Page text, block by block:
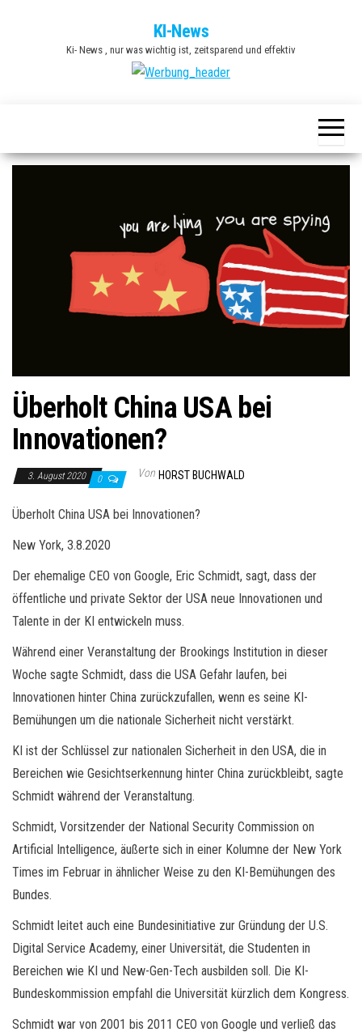
KI-News
Ki- News , nur was wichtig ist, zeitsparend und effektiv
Überholt China USA bei
Innovationen?
3. August 2020 0 Von HORST BUCHWALD
Überholt China USA bei Innovationen?
New York, 3.8.2020
Der ehemalige CEO von Google, Eric Schmidt, sagt, dass der
öffentliche und private Sektor der USA neue Innovationen und
Talente in der KI entwickeln muss.
Während einer Veranstaltung der Brookings Institution in dieser
Woche sagte Schmidt, dass die USA Gefahr laufen, bei
Innovationen hinter China zurückzufallen, wenn es seine KI-
Bemühungen um die nationale Sicherheit nicht verstärkt.
KI ist der Schlüssel zur nationalen Sicherheit in den USA, die in
Bereichen wie Gesichtserkennung hinter China zurückbleibt, sagte
Schmidt während der Veranstaltung.
Schmidt, Vorsitzender der National Security Commission on
Artificial Intelligence, äußerte sich in einer Kolumne der New York
Times im Februar in ähnlicher Weise zu den KI-Bemühungen des
Bundes.
Schmidt leitet auch eine Bundesinitiative zur Gründung der U.S.
Digital Service Academy, einer Universität, die Studenten in
Bereichen wie KI und New-Gen-Tech ausbilden soll. Die KI-
Bundeskommission empfahl die Universität kürzlich dem Kongress.
Schmidt war von 2001 bis 2011 CEO von Google und verließ das